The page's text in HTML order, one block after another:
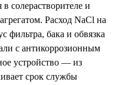
солерастворителе и
Расход NaCl на
фильтра, бака и обвязка
с антикоррозионным
устройство — из
срок службы